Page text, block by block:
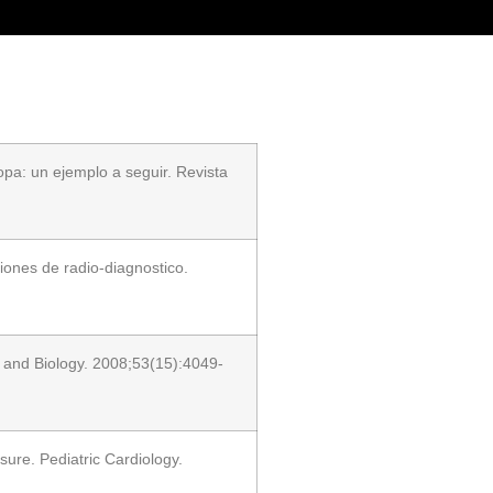
un ejemplo a seguir. Revista
de radio-diagnostico.
Biology. 2008;53(15):4049-
Pediatric Cardiology.